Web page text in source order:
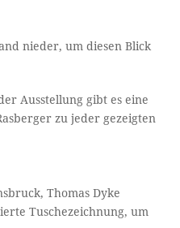
nieder, um diesen Blick
Ausstellung gibt es eine
zu jeder gezeigten
Thomas Dyke
Tuschezeichnung, um